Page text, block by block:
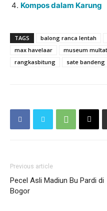
Kompos dalam Karung
TAGS balong ranca lentah
max havelaar
museum
rangkasbitung
sate bandeng
Previous article
Pecel Asli Madiun Bu Pardi di
Bogor